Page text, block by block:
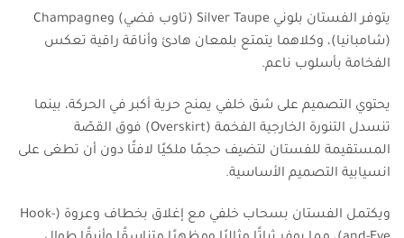
يتوفر الفستان بلوني Silver Taupe (تاوب فضي) وChampagne
(شامبانيا)، وكلاهما يتمتع بلمعان هادئ وأناقة راقية تعكس
الفخامة بأسلوب ناعم.
يحتوي التصميم على شق خلفي يمنح حرية أكبر في الحركة، بينما
تنسدل التنورة الخارجية الفخمة (Overskirt) فوق القصّة
المستقيمة للفستان لتضيف حجمًا ملكيًا لافتًا دون أن تطغى على
انسيابية التصميم الأساسية.
ويكتمل الفستان بسحاب خلفي مع إغلاق بخطاف وعروة (Hook-